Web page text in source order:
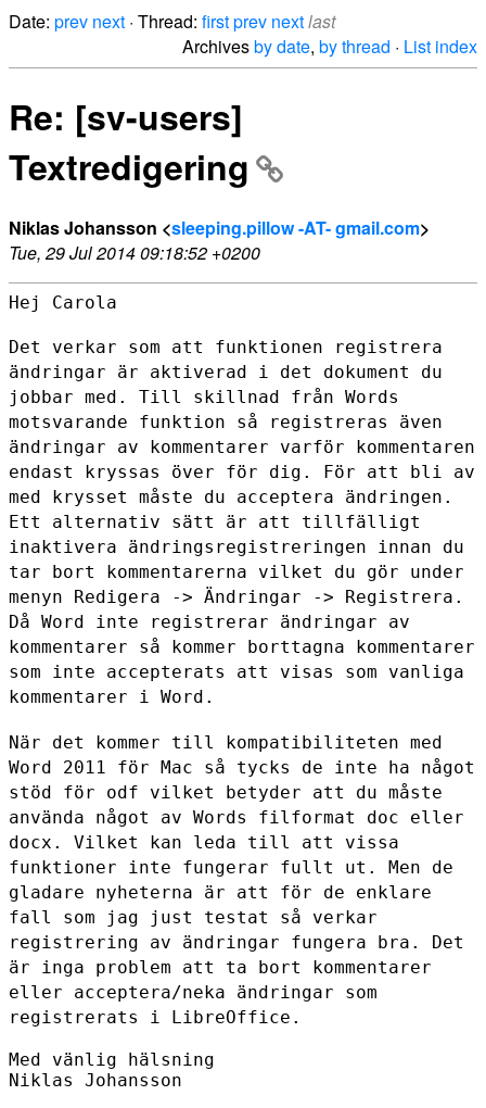
Date: prev next · Thread: firstprev nextlast
Archivesby date, by thread · List index
Re: [sv-users]
Textredigering
Niklas Johansson <sleeping.pillow -AT- gmail.com>
Tue, 29 Jul 2014 09:18:52 +0200
Hej Carola
Det verkar som att funktionen registrera
ändringar är aktiverad i det dokument du
jobbar med. Till skillnad från Words
motsvarande funktion så
registreras även
ändringar av kommentarer varför kommentaren
endast kryssas över för dig. För att bli av
med krysset måste du acceptera ändringen.
Ett alternativ sätt är att tillfälligt
inaktivera ändringsregistreringen innan du
tar bort kommentarerna vilket du gör under
menyn Redigera -> Ändringar -> Registrera.
Då Word inte registrerar ändringar av
kommentarer så kommer borttagna kommentarer
som inte accepterats att visas som vanliga
kommentarer i Word.
När det kommer till kompatibiliteten med
Word 2011 för Mac så tycks de inte ha något
stöd för odf vilket betyder att du måste
använda något av Words filformat doc eller
docx. Vilket kan leda till att vissa
funktioner inte fungerar fullt ut. Men de
gladare nyheterna är att för de enklare
fall som jag just testat så verkar
registrering av ändringar fungera bra. Det
är inga problem att ta bort kommentarer
eller acceptera/neka ändringar som
registrerats i LibreOffice.
Med vänlig hälsning
Niklas Johansson